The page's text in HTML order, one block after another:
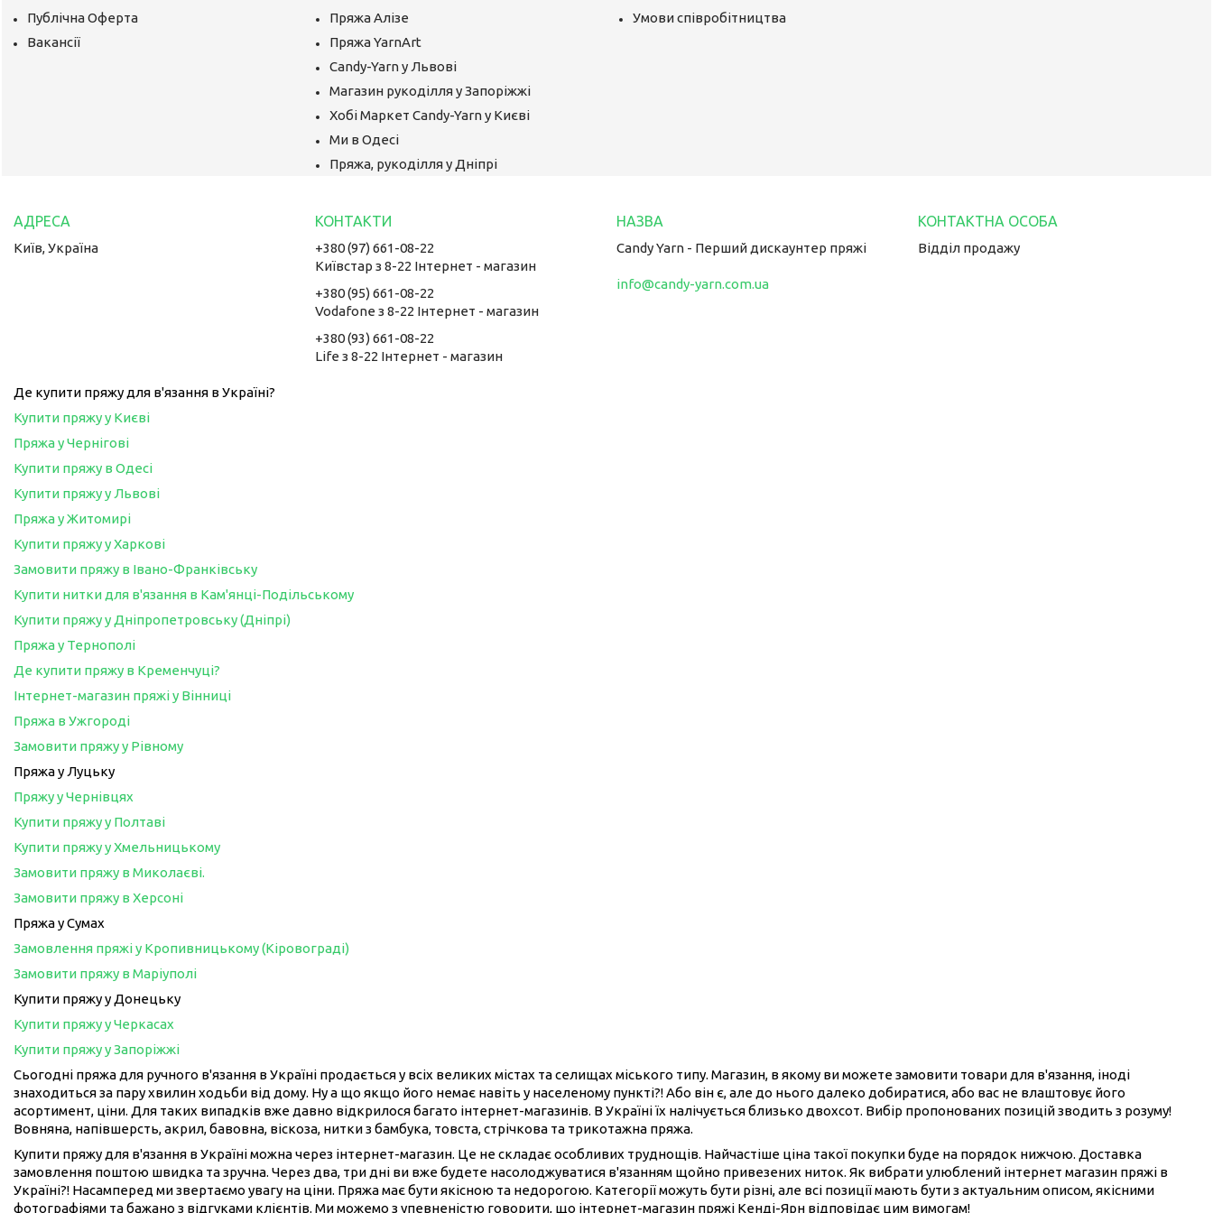
Публічна Оферта
Вакансії
Пряжа Алізе
Пряжа YarnArt
Candy-Yarn у Львові
Магазин рукоділля у Запоріжжі
Хобі Маркет Candy-Yarn у Києві
Ми в Одесі
Пряжа, рукоділля у Дніпрі
Умови співробітництва
Київ, Україна
+380 (97) 661-08-22
Київстар з 8-22 Інтернет - магазин
+380 (95) 661-08-22
Vodafone з 8-22 Інтернет - магазин
+380 (93) 661-08-22
Life з 8-22 Інтернет - магазин
Candy Yarn - Перший дискаунтер пряжі
info@candy-yarn.com.ua
Відділ продажу
Де купити пряжу для в'язання в Україні?
Купити пряжу у Києві
Пряжа у Чернігові
Купити пряжу в Одесі
Купити пряжу у Львові
Пряжа у Житомирі
Купити пряжу у Харкові
Замовити пряжу в Івано-Франківську
Купити нитки для в'язання в Кам'янці-Подільському
Купити пряжу у Дніпропетровську (Дніпрі)
Пряжа у Тернополі
Де купити пряжу в Кременчуці?
Інтернет-магазин пряжі у Вінниці
Пряжа в Ужгороді
Замовити пряжу у Рівному
Пряжа у Луцьку
Пряжу у Чернівцях
Купити пряжу у Полтаві
Купити пряжу у Хмельницькому
Замовити пряжу в Миколаєві.
Замовити пряжу в Херсоні
Пряжа у Сумах
Замовлення пряжі у Кропивницькому (Кіровограді)
Замовити пряжу в Маріуполі
Купити пряжу у Донецьку
Купити пряжу у Черкасах
Купити пряжу у Запоріжжі
Сьогодні пряжа для ручного в'язання в Україні продається у всіх великих містах та селищах міського типу. Магазин, в якому ви можете замовити товари для в'язання, іноді
знаходиться за пару хвилин ходьби від дому. Ну а що якщо його немає навіть у населеному пункті?! Або він є, але до нього далеко добиратися, або вас не влаштовує його
асортимент, ціни. Для таких випадків вже давно відкрилося багато інтернет-магазинів. В Україні їх налічується близько двохсот. Вибір пропонованих позицій зводить з розуму!
Вовняна, напівшерсть, акрил, бавовна, віскоза, нитки з бамбука, товста, стрічкова та трикотажна пряжа.
Купити пряжу для в'язання в Україні можна через інтернет-магазин. Це не складає особливих труднощів. Найчастіше ціна такої покупки буде на порядок нижчою. Доставка
замовлення поштою швидка та зручна. Через два, три дні ви вже будете насолоджуватися в'язанням щойно привезених ниток. Як вибрати улюблений інтернет магазин пряжі в
Україні?! Насамперед ми звертаємо увагу на ціни. Пряжа має бути якісною та недорогою. Категорії можуть бути різні, але всі позиції мають бути з актуальним описом, якісними
фотографіями та бажано з відгуками клієнтів. Ми можемо з упевненістю говорити, що інтернет-магазин пряжі Кенді-Ярн відповідає цим вимогам!